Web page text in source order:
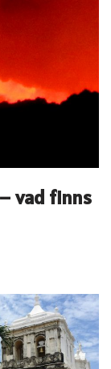
vad finns